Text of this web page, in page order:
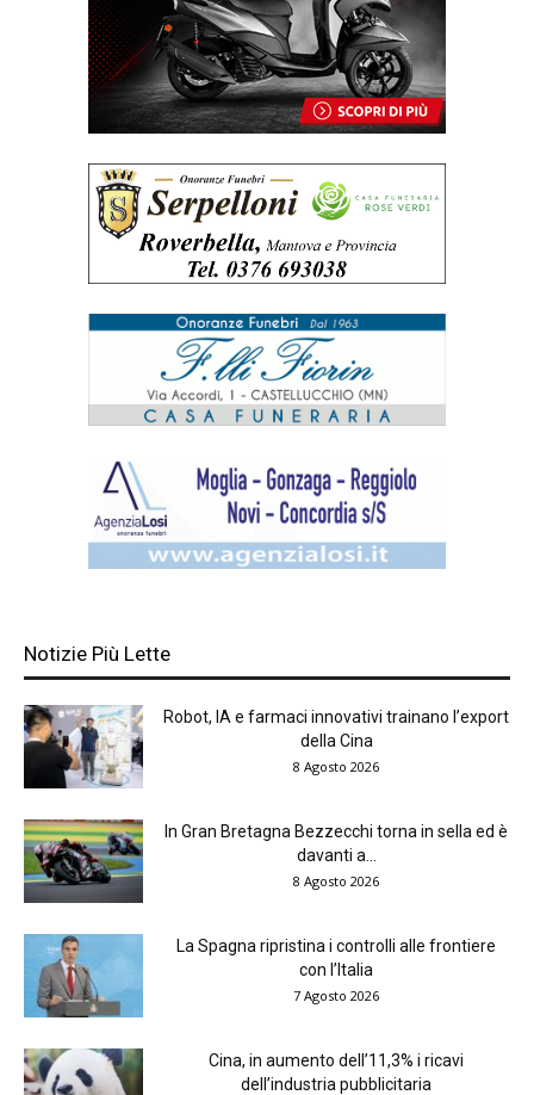
Notizie Più Lette
Robot, IA e farmaci innovativi trainano l’export
della Cina
8 Agosto 2026
In Gran Bretagna Bezzecchi torna in sella ed è
davanti a...
8 Agosto 2026
La Spagna ripristina i controlli alle frontiere
con l’Italia
7 Agosto 2026
Cina, in aumento dell’11,3% i ricavi
dell’industria pubblicitaria